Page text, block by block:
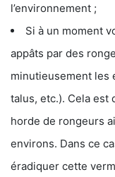
l’environnement ;
Si à un moment
appâts par des
minutieusement les
talus, etc.). Cela est
horde de rongeurs
environs. Dans ce
éradiquer cette